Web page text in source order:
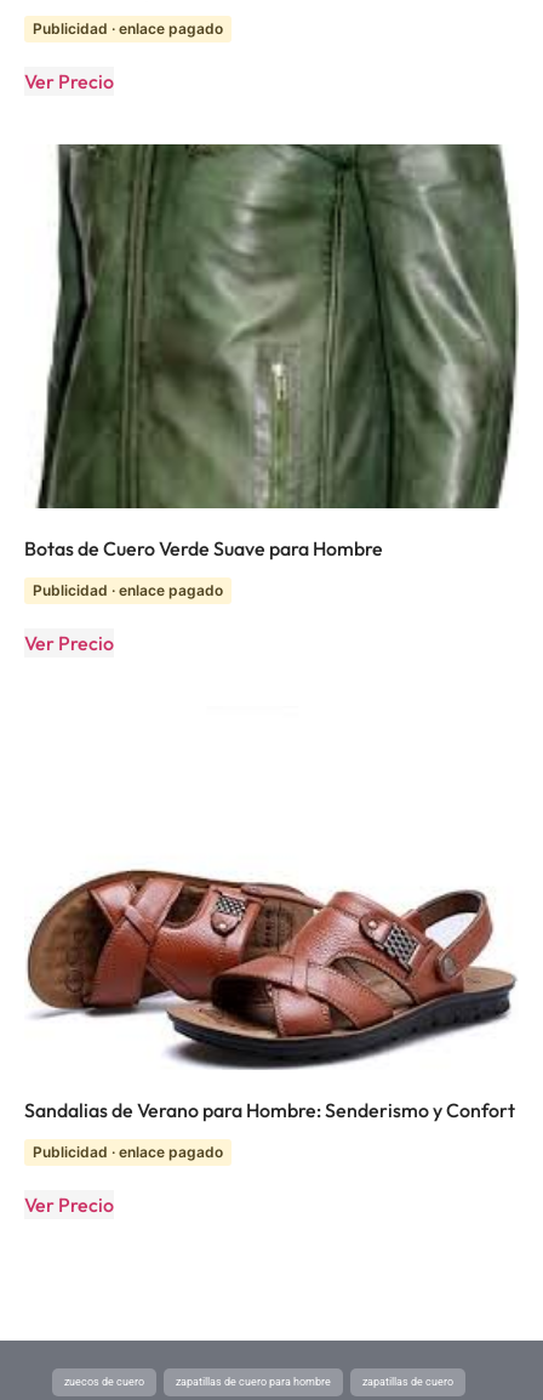
Publicidad · enlace pagado
Ver Precio
Botas de Cuero Verde Suave para Hombre
Publicidad · enlace pagado
Ver Precio
Sandalias de Verano para Hombre: Senderismo y Confort
Publicidad · enlace pagado
Ver Precio
zuecos de cuero zapatillas de cuero para hombre zapatillas de cuero